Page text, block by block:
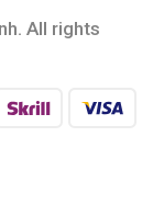
All rights